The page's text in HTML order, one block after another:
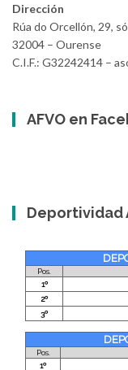
Dirección
Rúa do Orcellón, 29,
32004 – Ourense
C.I.F.: G32242414 –
AFVO en
Deportividad